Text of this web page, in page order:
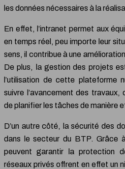
les données nécessaires à la
En effet, l’intranet permet aux
en temps réel, peu importe leur
sens, il contribue à une
De plus, la gestion des projets
l’utilisation de cette plateforme
suivre l’avancement des
de planifier les tâches de manière
D’un autre côté, la sécurité des
dans le secteur du BTP. Grâce
peuvent garantir la protection
réseaux privés offrent en effet un